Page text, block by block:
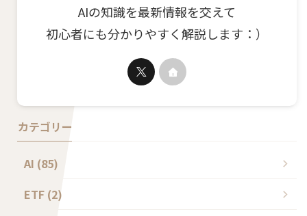
AIの知識を最新情報を交えて
初心者にも分かりやすく解説します：）
カテゴリー
AI (85)
ETF (2)